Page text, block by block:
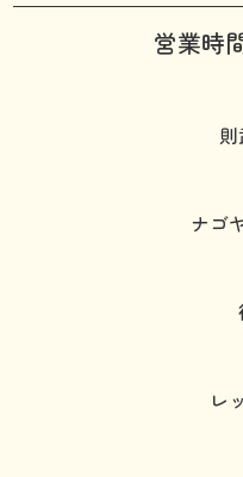
営業時
ナゴ
レ